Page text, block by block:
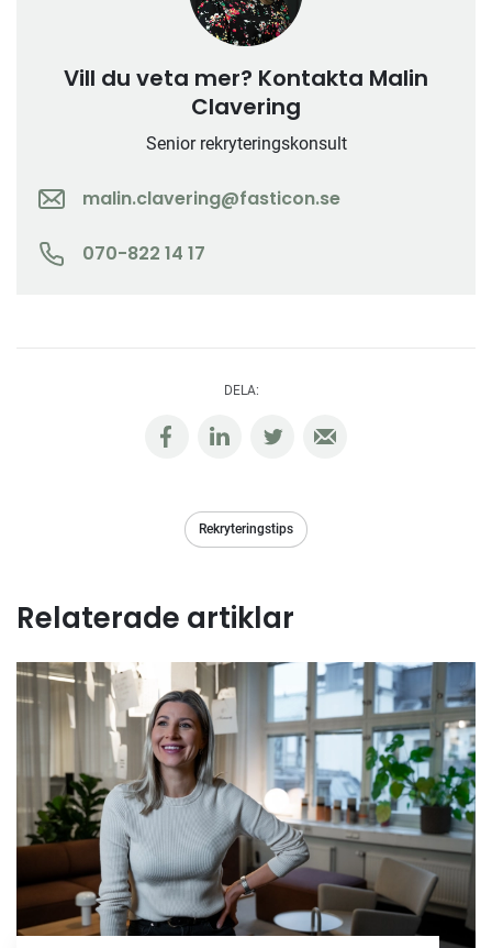
Vill du veta mer? Kontakta Malin
Clavering
Senior rekryteringskonsult
malin.clavering@fasticon.se
070-822 14 17
DELA:
Rekryteringstips
Relaterade artiklar